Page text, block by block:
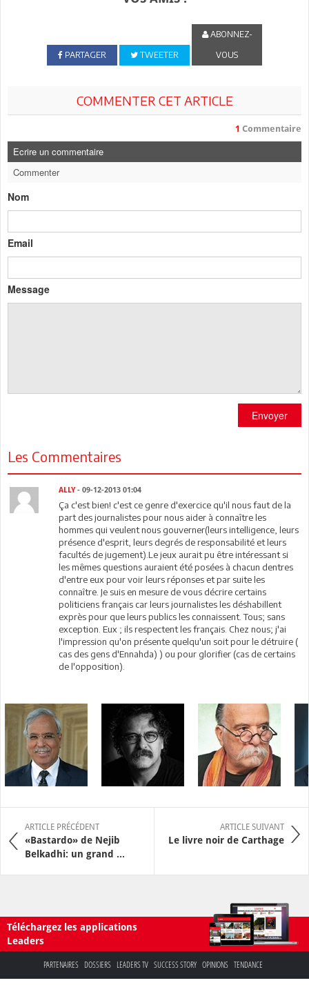
PARTAGER TWEETER
ABONNEZ-
VOUS
COMMENTER CET ARTICLE
1 Commentaire
Ecrire un commentaire
Commenter
Nom
Email
Message
Envoyer
Les Commentaires
ALLY- 09-12-2013 01:04
Ça c'est bien! c'est ce genre d'exercice qu'il nous faut de la
part des journalistes pour nous aider à connaître les
hommes qui veulent nous gouverner(leurs intelligence, leurs
présence d'esprit, leurs degrés de responsabilité et leurs
facultés de jugement).Le jeux aurait pu être intéressant si
les mêmes questions auraient été posées à chacun dentres
d'entre eux pour voir leurs réponses et par suite les
connaître. Je suis en mesure de vous décrire certains
politiciens français car leurs journalistes les déshabillent
exprès pour que leurs publics les connaissent. Tous; sans
exception. Eux ; ils respectent les français. Chez nous; j'ai
l'impression qu'on présente quelqu'un soit pour le détruire (
cas des gens d'Ennahda) ) ou pour glorifier (cas de certains
de l'opposition).
ARTICLE PRÉCÉDENT
«Bastardo» de Nejib
Belkadhi: un grand ...
ARTICLE SUIVANT
Le livre noir de Carthage
Téléchargez les applications
Leaders
PARTENAIRES DOSSIERS LEADERS TV SUCCESS STORY OPINIONS TENDANCE